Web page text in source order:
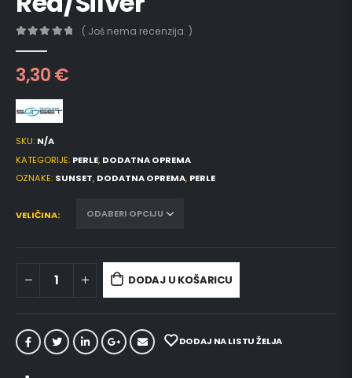
( Još nema recenzija. )
3,30€
SKU: N/A
KATEGORIJE: PERLE, DODATNA OPREMA
OZNAKE: SUNSET, DODATNA OPREMA, PERLE
VELIČINA
DODAJ U KOŠARICU
DODAJ NA LISTU ŽELJA